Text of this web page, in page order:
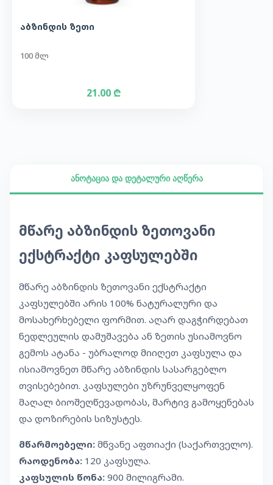
აბზინდის ზეთი
100 მლ
21.00 ₾
ანოტაცია და დეტალური აღწერა
მწარე აბზინდის ზეთოვანი
ექსტრაქტი კაფსულებში
მწარე აბზინდის ზეთოვანი ექსტრაქტი
კაფსულებში არის 100% ნატურალური და
მოსახერხებელი ფორმით. აღარ დაგჭირდებათ
ნედლეულის დამუშავება ან ზეთის უსიამოვნო
გემოს ატანა - უბრალოდ მიიღეთ კაფსულა და
ისიამოვნეთ მწარე აბზინდის სასარგებლო
თვისებებით. კაფსულები უზრუნველყოფენ
მაღალ ბიოშეღწევადობას, მარტივ გამოყენებას
და დოზირების სიზუსტეს.
მწარმოებელი: მწვანე აფთიაქი (საქართველო).
რაოდენობა: 120 კაფსულა.
კაფსულის წონა: 900 მილიგრამი.